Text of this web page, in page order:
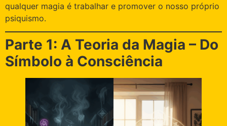
qualquer magia é trabalhar e promover o nosso próprio
psiquismo.
Parte 1: A Teoria da Magia – Do
Símbolo à Consciência